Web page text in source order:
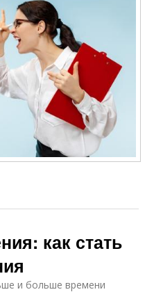
как стать
и больше времени